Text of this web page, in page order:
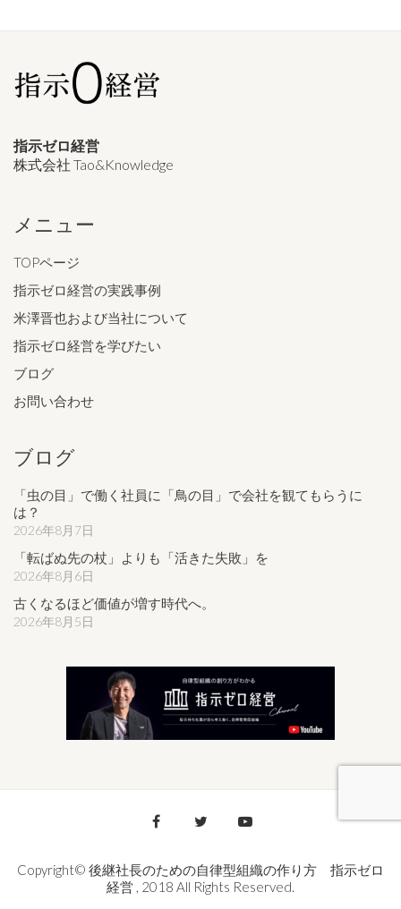
指示ゼロ経営
株式会社 Tao&Knowledge
メニュー
TOPページ
指示ゼロ経営の実践事例
米澤晋也および当社について
指示ゼロ経営を学びたい
ブログ
お問い合わせ
ブログ
「虫の目」で働く社員に「鳥の目」で会社を観てもらうに
は？
2026年8月7日
「転ばぬ先の杖」よりも「活きた失敗」を
2026年8月6日
古くなるほど価値が増す時代へ。
2026年8月5日
Copyright© 後継社長のための自律型組織の作り方 指示ゼロ
経営 , 2018 All Rights Reserved.